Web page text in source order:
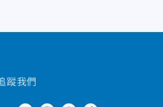
蹤我們